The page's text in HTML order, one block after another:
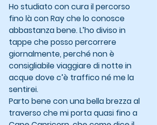
Ho studiato con cura il percorso
fino là con Ray che lo conosce
abbastanza bene. L’ho diviso in
tappe che posso percorrere
giornalmente, perché non è
consigliabile viaggiare di notte in
acque dove c’è traffico né me la
sentirei.
Parto bene con una bella brezza al
traverso che mi porta quasi fino a